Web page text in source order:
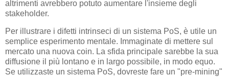
altrimenti avrebbero potuto aumentare l'insieme degli
stakeholder.
Per illustrare i difetti intrinseci di un sistema PoS, è utile un
semplice esperimento mentale. Immaginate di mettere sul
mercato una nuova coin. La sfida principale sarebbe la sua
diffusione il più lontano e in largo possibile, in modo equo.
Se utilizzaste un sistema PoS, dovreste fare un "pre-mining"